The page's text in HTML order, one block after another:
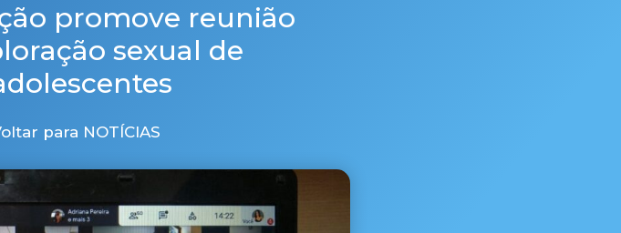
promove reunião
sexual de
para NOTÍCIAS